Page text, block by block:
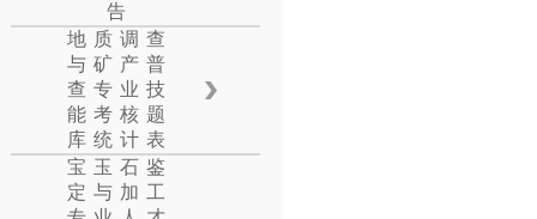
告
地质调查
与矿产普
查专业技
能考核题
库统计表
宝玉石鉴
定与加工